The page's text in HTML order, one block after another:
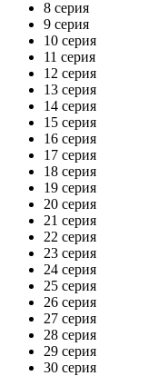
8 серия
9 серия
10 серия
11 серия
12 серия
13 серия
14 серия
15 серия
16 серия
17 серия
18 серия
19 серия
20 серия
21 серия
22 серия
23 серия
24 серия
25 серия
26 серия
27 серия
28 серия
29 серия
30 серия